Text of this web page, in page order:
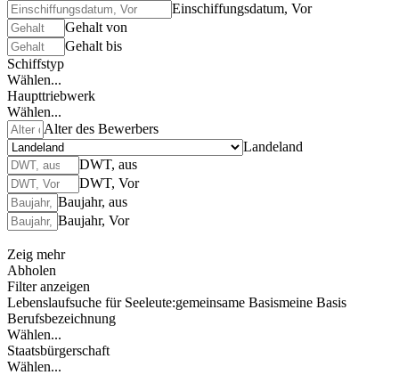
Einschiffungsdatum, Vor
Gehalt von
Gehalt bis
Schiffstyp
Wählen...
Haupttriebwerk
Wählen...
Alter des Bewerbers
Landeland
DWT, aus
DWT, Vor
Baujahr, aus
Baujahr, Vor
Zeig mehr
Abholen
Filter anzeigen
Lebenslaufsuche für Seeleute:gemeinsame Basismeine Basis
Berufsbezeichnung
Wählen...
Staatsbürgerschaft
Wählen...